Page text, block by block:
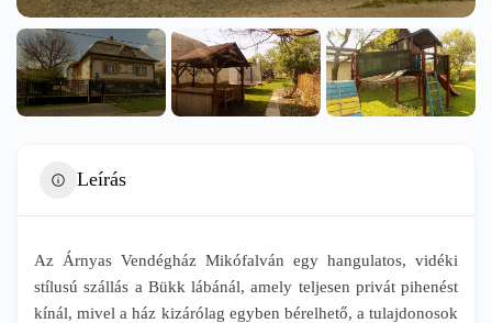
Leírás
Az Árnyas Vendégház Mikófalván egy hangulatos, vidéki
stílusú szállás a Bükk lábánál, amely teljesen privát pihenést
kínál, mivel a ház kizárólag egyben bérelhető, a tulajdonosok